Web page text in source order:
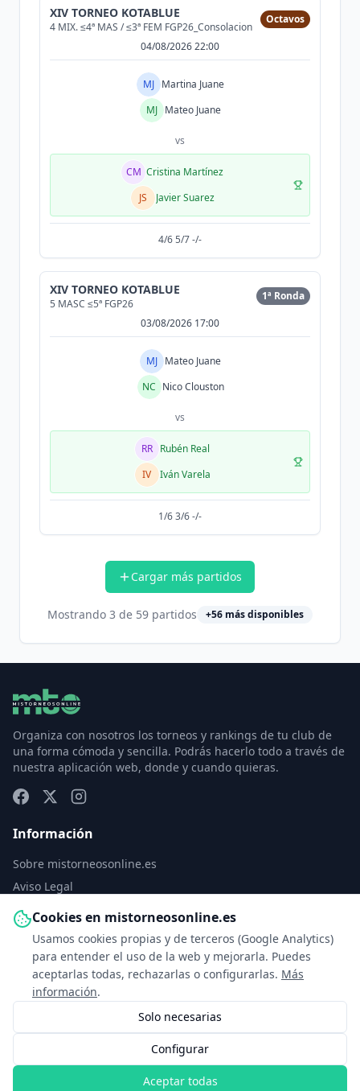
Cookies en mistorneosonline.es
Usamos cookies propias y de terceros (Google Analytics)
para entender el uso de la web y mejorarla. Puedes
aceptarlas todas, rechazarlas o configurarlas. Más
información.
Solo necesarias
Configurar
Aceptar todas
XIV TORNEO KOTABLUE
4 MIX. ≤4ª MAS / ≤3ª FEM FGP26_Consolacion
Octavos
04/08/2026 22:00
MJ Martina Juane
MJ Mateo Juane
vs
CM Cristina Martínez
JS
Javier Suarez
4/6 5/7 -/-
XIV TORNEO KOTABLUE
5 MASC ≤5ª FGP26
1ª Ronda
03/08/2026 17:00
MJ Mateo Juane
NC Nico Clouston
vs
RR Rubén Real
IV
Iván Varela
1/6 3/6 -/-
Cargar más partidos
Mostrando 3 de 59 partidos +56 más disponibles
Organiza con nosotros los torneos y rankings de tu club de
una forma cómoda y sencilla. Podrás hacerlo todo a través de
nuestra aplicación web, donde y cuando quieras.
Información
Sobre mistorneosonline.es
Aviso Legal
Política de Privacidad
Política de Cookies
Configurar cookies
Contacto
info@mistorneosonline.es
© 2026 Copyright: mistorneosonline.es